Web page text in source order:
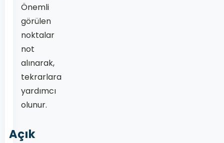
Önemli
görülen
noktalar
not
alınarak,
tekrarlara
yardımcı
olunur.
Açık